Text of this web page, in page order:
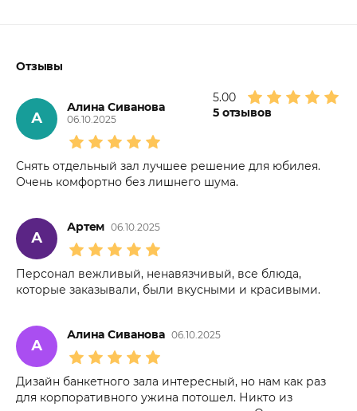
Отзывы
5.00
5отзывов
А
Алина Сиванова
06.10.2025
Снять отдельный зал лучшее решение для юбилея.
Очень комфортно без лишнего шума.
А
Артем 06.10.2025
Персонал вежливый, ненавязчивый, все блюда,
которые заказывали, были вкусными и красивыми.
А
Алина Сиванова 06.10.2025
Дизайн банкетного зала интересный, но нам как раз
для корпоративного ужина потошел. Никто из